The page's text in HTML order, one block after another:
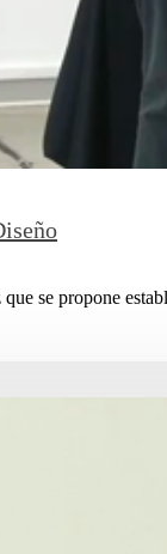
que se propone